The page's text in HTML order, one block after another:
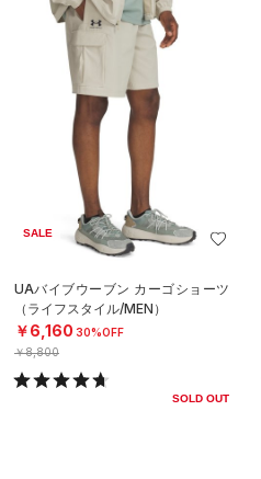
SALE
UAバイブウーブン カーゴショーツ
（ライフスタイル/MEN）
￥6,160 30%OFF
￥8,800
SOLD OUT